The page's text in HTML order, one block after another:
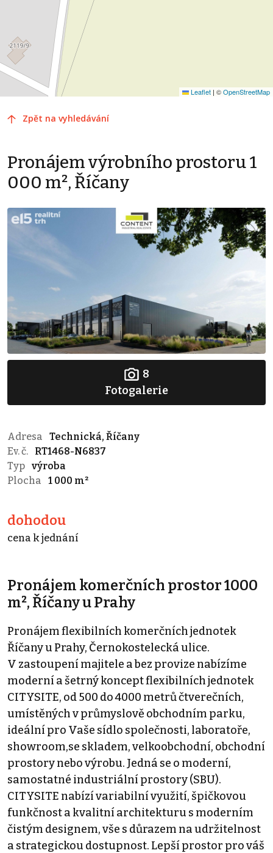
Leaflet | ©OpenStreetMap
Zpět na vyhledávání
Pronájem výrobního prostoru 1
000 m², Říčany
8
Fotogalerie
Adresa
Technická, Říčany
Ev. č.
RT1468-N6837
Typ výroba
Plocha
1 000 m²
dohodou
cena k jednání
Pronájem komerčních prostor 1000
m², Říčany u Prahy
Pronájem flexibilních komerčních jednotek
Říčany u Prahy, Černokostelecká ulice.
V zastoupení majitele a bez provize nabízíme
moderní a šetrný koncept flexibilních jednotek
CITYSITE, od 500 do 4000 metrů čtverečních,
umístěných v průmyslově obchodním parku,
ideální pro Vaše sídlo společnosti, laboratoře,
showroom,se skladem, velkoobchodní, obchodní
prostory nebo výrobu. Jedná se o moderní,
samostatné industriální prostory (SBU).
CITYSITE nabízí variabilní využití, špičkovou
funkčnost a kvalitní architekturu s moderním
čistým designem, vše s důrazem na udržitelnost
a strategickou dostupnost. Lepší prostor pro váš